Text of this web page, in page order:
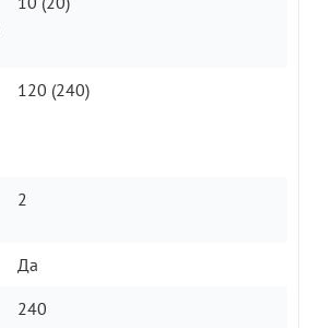
120 (240)
2
Да
240